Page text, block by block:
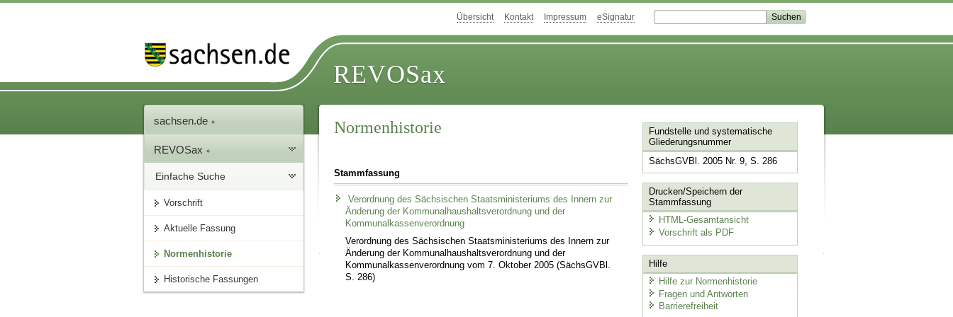
Übersicht Kontakt Impressum eSignatur
REVOSax
sachsen.de
REVOSax
Einfache Suche
Vorschrift
Aktuelle Fassung
Normenhistorie
Historische Fassungen
Normenhistorie
Stammfassung
Verordnung des Sächsischen Staatsministeriums des Innern zur
Änderung der Kommunalhaushaltsverordnung und der
Kommunalkassenverordnung
Verordnung des Sächsischen Staatsministeriums des Innern zur
Änderung der Kommunalhaushaltsverordnung und der
Kommunalkassenverordnung vom 7. Oktober 2005 (SächsGVBl.
S. 286)
Fundstelle und systematische
Gliederungsnummer
SächsGVBl. 2005 Nr. 9, S. 286
Drucken/Speichern der
Stammfassung
HTML-Gesamtansicht
Vorschrift als PDF
Hilfe
Hilfe zur Normenhistorie
Fragen und Antworten
Barrierefreiheit